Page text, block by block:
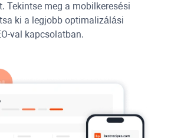
Tekintse meg a mobilkeresési
ki a legjobb optimalizálási
val kapcsolatban.